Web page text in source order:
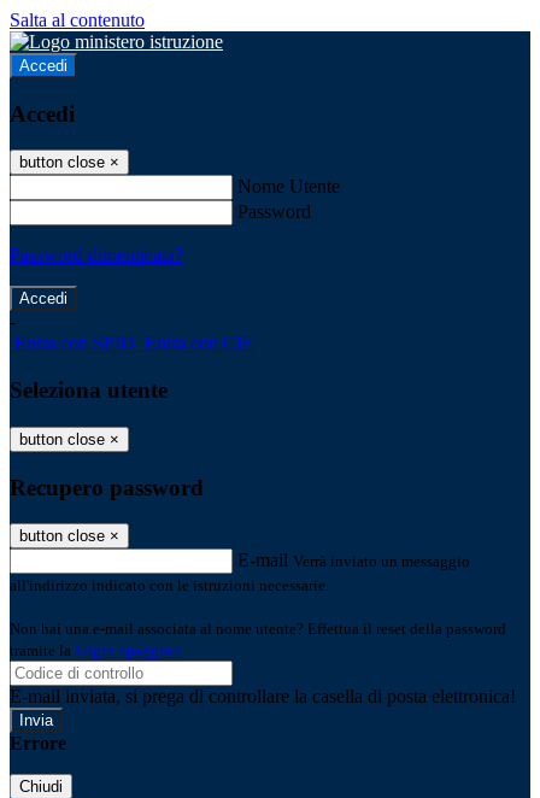
Salta al contenuto
Accedi
Accedi
button close ×
Nome Utente
Password
Password dimenticata?
-
Entra con SPID Entra con CIE
Seleziona utente
button close ×
Recupero password
button close ×
E-mail Verrà inviato un messaggio
all'indirizzo indicato con le istruzioni necessarie.
Non hai una e-mail associata al nome utente? Effettua il reset della password
tramite la Login Spaggiari
E-mail inviata, si prega di controllare la casella di posta elettronica!
Errore
Chiudi